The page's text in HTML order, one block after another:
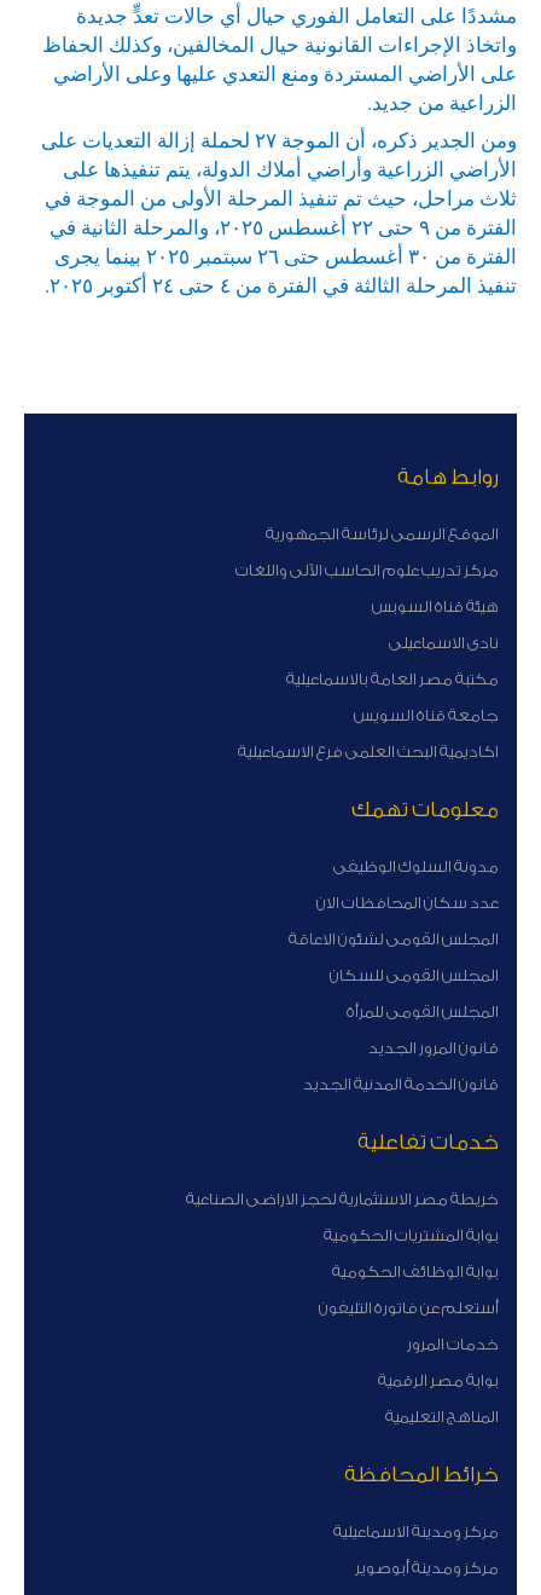
مشددًا على التعامل الفوري حيال أي حالات تعدٍّ جديدة
واتخاذ الإجراءات القانونية حيال المخالفين، وكذلك الحفاظ
على الأراضي المستردة ومنع التعدي عليها وعلى الأراضي
الزراعية من جديد.
ومن الجدير ذكره، أن الموجة ٢٧ لحملة إزالة التعديات على
الأراضي الزراعية وأراضي أملاك الدولة، يتم تنفيذها على
ثلاث مراحل، حيث تم تنفيذ المرحلة الأولى من الموجة في
الفترة من ٩ حتى ٢٢ أغسطس ٢٠٢٥، والمرحلة الثانية في
الفترة من ٣٠ أغسطس حتى ٢٦ سبتمبر ٢٠٢٥ بينما يجرى
تنفيذ المرحلة الثالثة في الفترة من ٤ حتى ٢٤ أكتوبر ٢٠٢٥.
روابط هامة
الموقع الرسمى لرئاسة الجمهورية
مركز تدريب علوم الحاسب الآلى واللغات
هيئة قناة السوبس
نادى الاسماعيلى
مكتبة مصر العامة بالاسماعيلية
جامعة قناة السويس
اكاديمية البحث العلمى فرع الاسماعيلية
معلومات تهمك
مدونة السلوك الوظيفى
عدد سكان المحافظات الان
المجلس القومى لشئون الاعاقة
المجلس القومى للسكان
المجلس القومى للمرأة
قانون المرور الجديد
قانون الخدمة المدنية الجديد
خدمات تفاعلية
خريطة مصر الاستثمارية لحجز الاراضى الصناعية
بوابة المشتريات الحكومية
بوابة الوظائف الحكومية
أستعلم عن فاتورة التليفون
خدمات المرور
بوابة مصر الرقمية
المناهج التعليمية
خرائط المحافظة
مركز ومدينة الاسماعيلية
مركز ومدينة أبوصوير